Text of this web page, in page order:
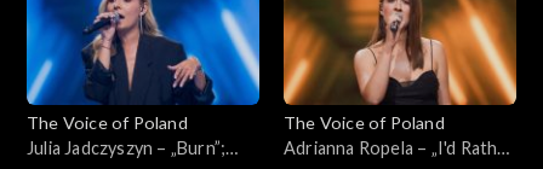
2024
The Voice of Poland
Julia Jadczyszyn – „Burn”;
The Voice of Poland
Adrianna Ropela – „I'd Rather